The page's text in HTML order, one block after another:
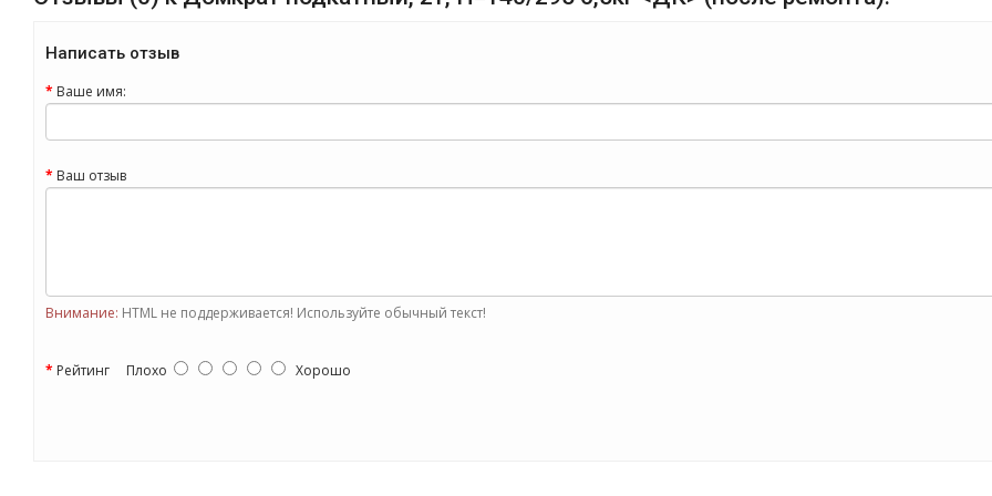
Написать отзыв
Ваше имя:
Ваш отзыв
Внимание: HTML не поддерживается! Используйте обычный текст!
Рейтинг Плохо Хорошо